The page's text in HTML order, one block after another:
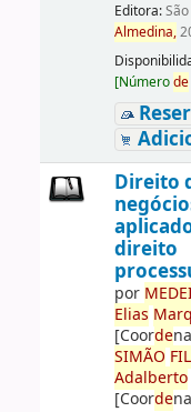
Editora:
Almedina,
[Númerode
Direito
direito
por MEDE
Elias
[Coorde
SIMÃO
Adalberto
[Coorde